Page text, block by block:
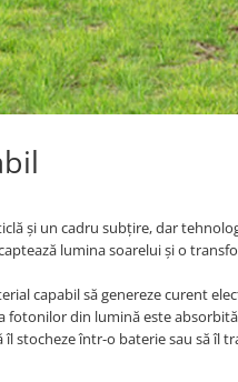
și un cadru subțire, dar
lumina soarelui și o
capabil să genereze curent
fotonilor din lumină este
stocheze într-o baterie sau să îl